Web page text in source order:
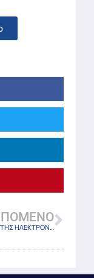
ΕΝΗΜΕΡΩΣΗ ΤΗΣ ΗΛΕΚΤΡΟΝΙΚΗΣ ΒΙΒΛΙΟΘΗΚΗΣ ΔΗΜΩΝ ΣΤΟ ΒΙΒΛΙΟ (του κ. Θεοδώρου) : –> ΔΙΟΙΚΗΣΗ ΚΑΙ ΛΕΙΤΟΥΡΓΙΑ ΤΩΝ ΟΤΑ Α’ ΒΑΘΜΟΥ ΚΑΙ ΤΩΝ ΝΟΜΙΚΩΝ ΤΟΥΣ ΠΡΟΣΩΠΩΝ και –> ΔΙΟΙΚΗΣΗ ΚΑΙ ΛΕΙΤΟΥΡΓΙΑ ΤΩΝ ΟΤΑ Α ΒΑΘΜΟΥ ΚΑΙ ΤΩΝ ΝΟΜΙΚΩΝ ΤΟΥΣ ΠΡΟΣΩΠΩΝ – ΥΠΟΔΕΙΓΜΑΤΑ